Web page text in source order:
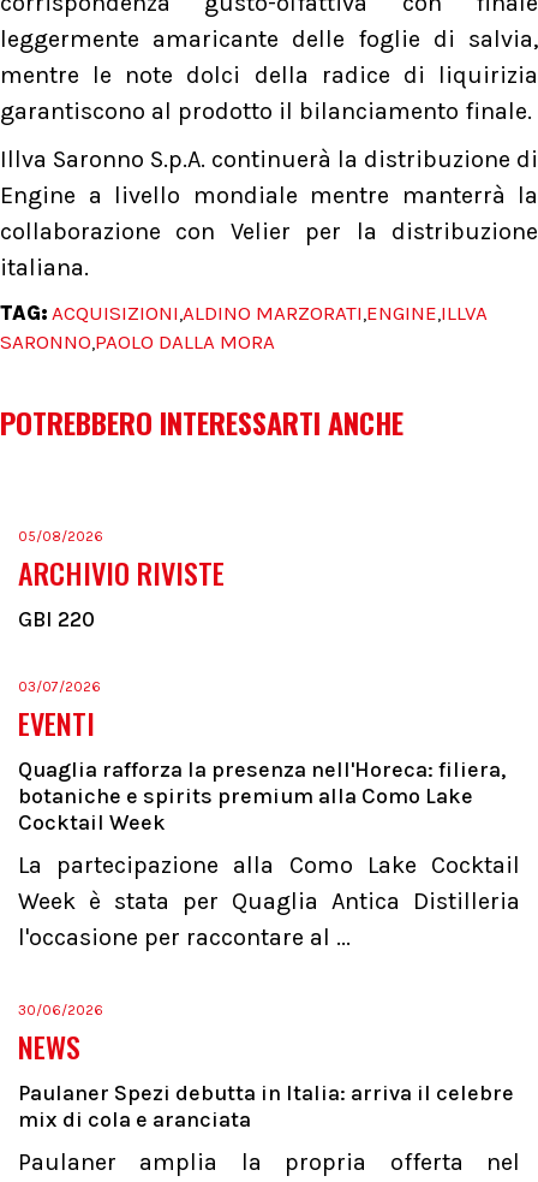
leggermente amaricante delle foglie di salvia,
mentre le note dolci della radice di liquirizia
garantiscono al prodotto il bilanciamento finale.
Illva Saronno S.p.A. continuerà la distribuzione di
Engine a livello mondiale mentre manterrà la
collaborazione con Velier per la distribuzione
italiana.
TAG: ACQUISIZIONI,ALDINO MARZORATI,ENGINE,ILLVA
SARONNO,PAOLO DALLA MORA
POTREBBERO INTERESSARTI ANCHE
05/08/2026
ARCHIVIO RIVISTE
GBI 220
03/07/2026
EVENTI
Quaglia rafforza la presenza nell'Horeca: filiera,
botaniche e spirits premium alla Como Lake
Cocktail Week
La partecipazione alla Como Lake Cocktail
Week è stata per Quaglia Antica Distilleria
l'occasione per raccontare al ...
30/06/2026
NEWS
Paulaner Spezi debutta in Italia: arriva il celebre
mix di cola e aranciata
Paulaner amplia la propria offerta nel